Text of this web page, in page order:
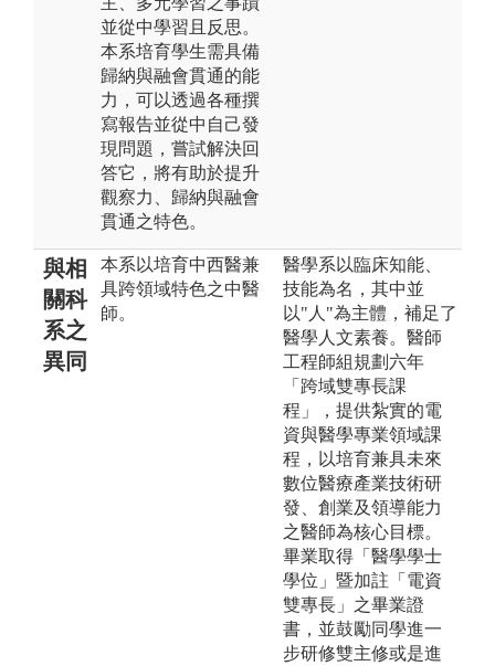
並從中學習且反思。
本系培育學生需具備
歸納與融會貫通的能
力，可以透過各種撰
寫報告並從中自己發
現問題，嘗試解決回
答它，將有助於提升
觀察力、歸納與融會
貫通之特色。
與相
關科
系之
異同
本系以培育中西醫兼
具跨領域特色之中醫
師。
醫學系以臨床知能、
技能為名，其中並
以"人"為主體，補足了
醫學人文素養。醫師
工程師組規劃六年
「跨域雙專長課
程」，提供紮實的電
資與醫學專業領域課
程，以培育兼具未來
數位醫療產業技術研
發、創業及領導能力
之醫師為核心目標。
畢業取得「醫學學士
學位」暨加註「電資
雙專長」之畢業證
書，並鼓勵同學進一
步研修雙主修或是進